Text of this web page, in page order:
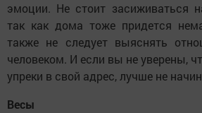
эмоции. Не стоит засиживаться
так как дома тоже придется
также не следует выяснять
человеком. И если вы не уверены,
упреки в свой адрес, лучше не
Весы